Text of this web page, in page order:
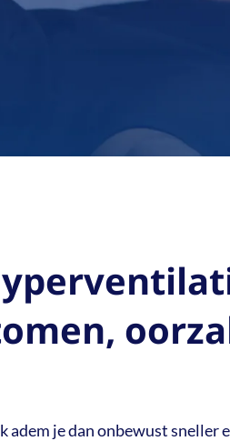
adem je dan onbewust sneller